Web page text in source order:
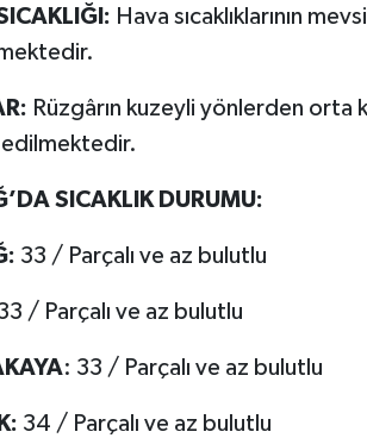
Hava sıcaklıklarının
Rüzgârın kuzeyli yönlerden
SICAKLIK DURUMU:
33 / Parçalı ve az bulutlu
/ Parçalı ve az bulutlu
: 33 / Parçalı ve az bulutlu
34 / Parçalı ve az bulutlu